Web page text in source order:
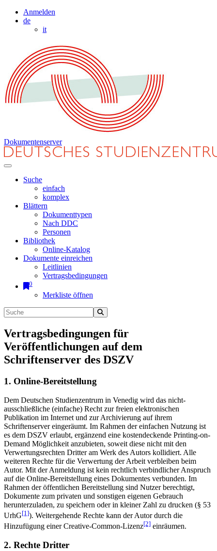
Anmelden
de
it
Dokumentenserver
Suche
einfach
komplex
Blättern
Dokumenttypen
Nach DDC
Personen
Bibliothek
Online-Katalog
Dokumente einreichen
Leitlinien
Vertragsbedingungen
0
Merkliste öffnen
Vertragsbedingungen für
Veröffentlichungen auf dem
Schriftenserver des DSZV
1. Online-Bereitstellung
Dem Deutschen Studienzentrum in Venedig wird das nicht-
ausschließliche (einfache) Recht zur freien elektronischen
Publikation im Internet und zur Archivierung auf ihrem
Schriftenserver eingeräumt. Im Rahmen der einfachen Nutzung ist
es dem DSZV erlaubt, ergänzend eine kostendeckende Printing-on-
Demand Möglichkeit anzubieten, soweit diese nicht mit den
Verwertungsrechten Dritter am Werk des Autors kollidiert. Alle
weiteren Rechte für die Verwertung der Arbeit verbleiben beim
Autor. Mit der Anmeldung ist kein rechtlich verbindlicher Anspruch
auf die Online-Bereitstellung eines Dokumentes verbunden. Im
Rahmen der öffentlichen Bereitstellung sind Nutzer berechtigt,
Dokumente zum privaten und sonstigen eigenen Gebrauch
herunterzuladen, zu speichern oder in kleiner Zahl zu drucken (§ 53
UrhG[1]). Weitergehende Rechte kann der Autor durch die
Hinzufügung einer Creative-Common-Lizenz[2] einräumen.
2. Rechte Dritter